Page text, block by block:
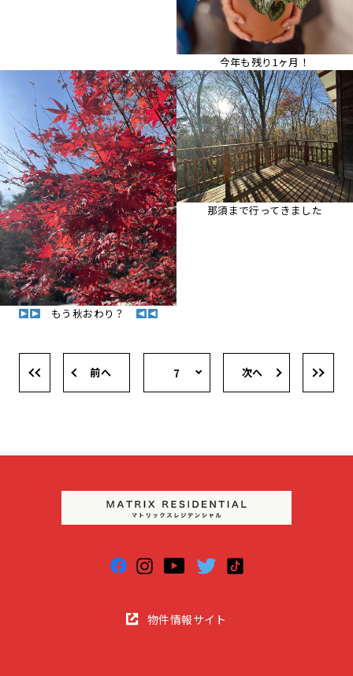
今年も残り1ヶ月！
もう秋おわり？
那須まで行ってきました
前へ 7 次へ
物件情報サイト